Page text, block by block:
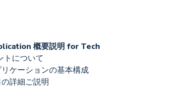
概要説明 for Tech
トについて
ケーションの基本構成
詳細ご説明